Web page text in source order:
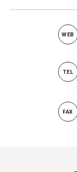
WEB
TEL
FAX